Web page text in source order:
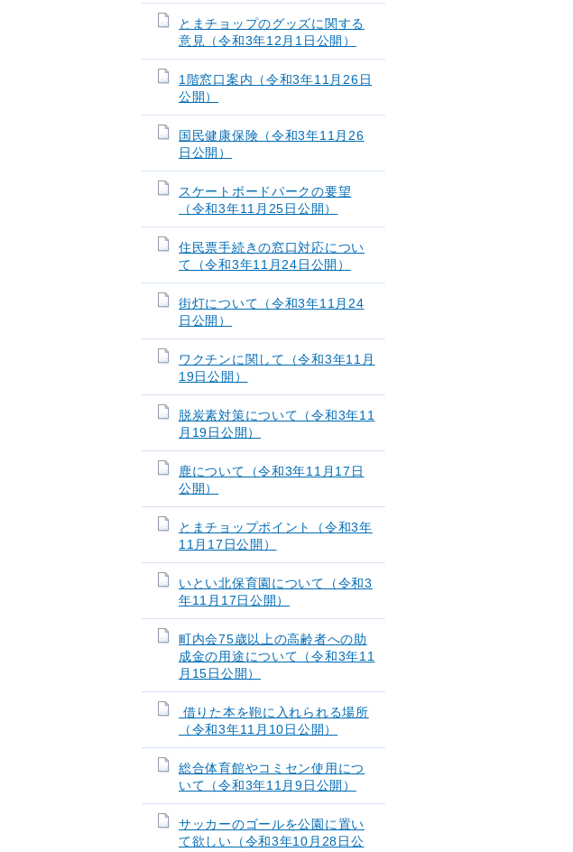
とまチョップのグッズに関する
意見（令和3年12月1日公開）
1階窓口案内（令和3年11月26日
公開）
国民健康保険（令和3年11月26
日公開）
スケートボードパークの要望
（令和3年11月25日公開）
住民票手続きの窓口対応につい
て（令和3年11月24日公開）
街灯について（令和3年11月24
日公開）
ワクチンに関して（令和3年11月
19日公開）
脱炭素対策について（令和3年11
月19日公開）
鹿について（令和3年11月17日
公開）
とまチョップポイント（令和3年
11月17日公開）
いとい北保育園について（令和3
年11月17日公開）
町内会75歳以上の高齢者への助
成金の用途について（令和3年11
月15日公開）
借りた本を鞄に入れられる場所
（令和3年11月10日公開）
総合体育館やコミセン使用につ
いて（令和3年11月9日公開）
サッカーのゴールを公園に置い
て欲しい（令和3年10月28日公